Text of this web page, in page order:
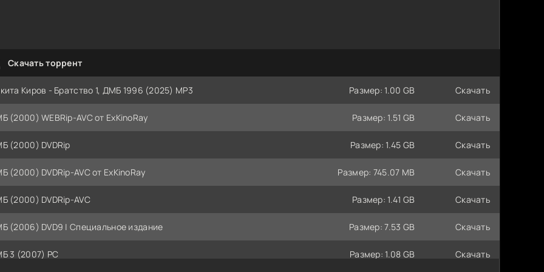
Скачать торрент
Киров - Братство 1, ДМБ 1996 (2025) МР3 Размер: 1.00 GB Скачать
(2000) WEBRip-AVC от ExKinoRay Размер: 1.51 GB Скачать
(2000) DVDRip Размер: 1.45 GB Скачать
(2000) DVDRip-AVC от ExKinoRay Размер: 745.07 MB Скачать
(2000) DVDRip-AVC Размер: 1.41 GB Скачать
(2006) DVD9 | Специальное издание Размер: 7.53 GB Скачать
3 (2007) PC Размер: 1.08 GB Скачать